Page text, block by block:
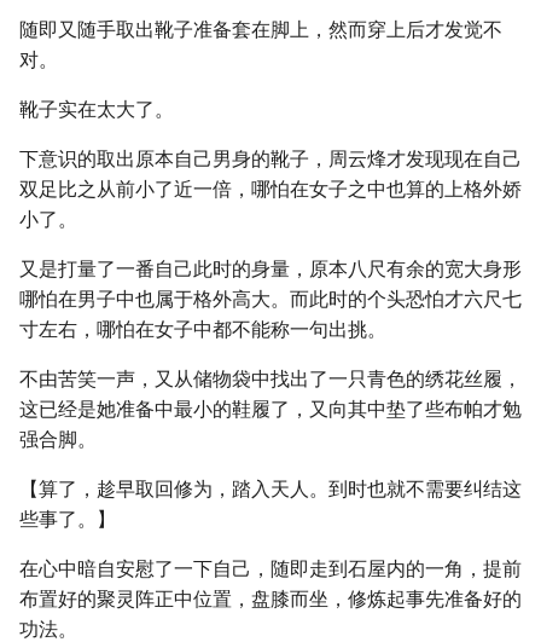
随即又随手取出靴子准备套在脚上，然而穿上后才发觉不
对。
靴子实在太大了。
下意识的取出原本自己男身的靴子，周云烽才发现现在自己
双足比之从前小了近一倍，哪怕在女子之中也算的上格外娇
小了。
又是打量了一番自己此时的身量，原本八尺有余的宽大身形
哪怕在男子中也属于格外高大。而此时的个头恐怕才六尺七
寸左右，哪怕在女子中都不能称一句出挑。
不由苦笑一声，又从储物袋中找出了一只青色的绣花丝履，
这已经是她准备中最小的鞋履了，又向其中垫了些布帕才勉
强合脚。
【算了，趁早取回修为，踏入天人。到时也就不需要纠结这
些事了。】
在心中暗自安慰了一下自己，随即走到石屋内的一角，提前
布置好的聚灵阵正中位置，盘膝而坐，修炼起事先准备好的
功法。